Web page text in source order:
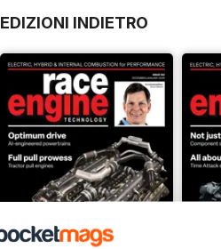
EDIZIONI INDIETRO